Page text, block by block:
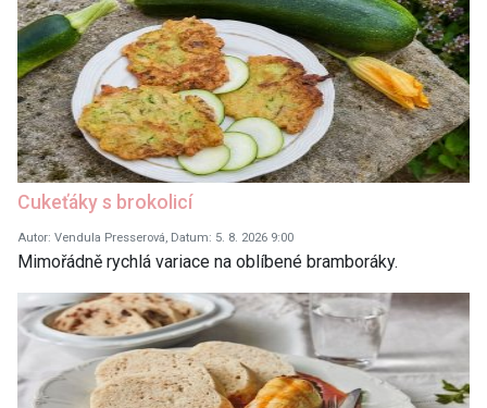
Cukeťáky s brokolicí
Autor: Vendula Presserová, Datum: 5. 8. 2026 9:00
Mimořádně rychlá variace na oblíbené bramboráky.